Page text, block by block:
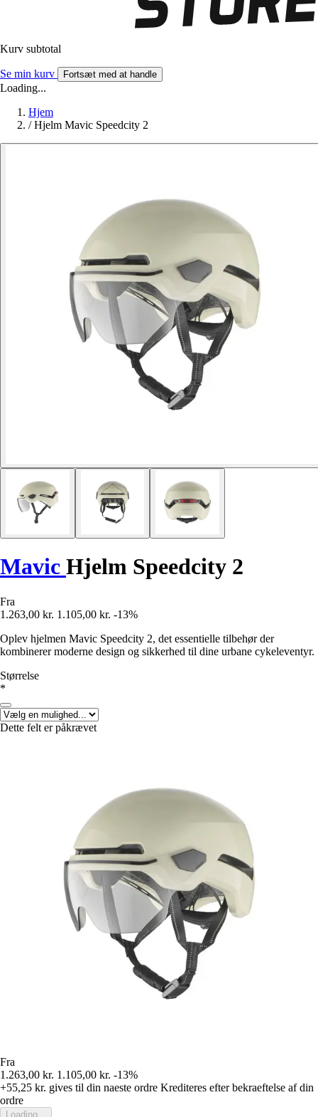
Kurv subtotal
Se min kurv Fortsæt med at handle
Loading...
Hjem
/ Hjelm Mavic Speedcity 2
Mavic Hjelm Speedcity 2
Fra
1.263,00 kr. 1.105,00 kr. -13%
Oplev hjelmen Mavic Speedcity 2, det essentielle tilbehør der
kombinerer moderne design og sikkerhed til dine urbane cykeleventyr.
Størrelse
*
Dette felt er påkrævet
Fra
1.263,00 kr. 1.105,00 kr. -13%
+55,25 kr. gives til din naeste ordre Krediteres efter bekraeftelse af din
ordre
Loading...